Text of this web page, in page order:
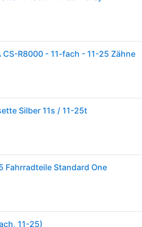
CS-R8000 - 11-fach - 11-25 Zähne
Silber 11s / 11-25t
Fahrradteile Standard One
11-25)